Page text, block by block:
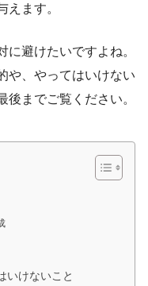
えます。
避けたいですよね。
や、やってはいけない
後までご覧ください。
いけないこと